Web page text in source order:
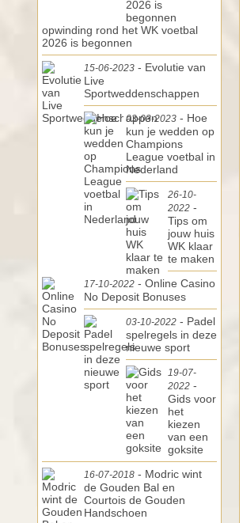
opwinding rond het WK voetbal
2026 is begonnen
15-06-2023 - Evolutie van
Live
Sportweddenschappen
03-03-2023 - Hoe
kun je wedden op
Champions
League voetbal in
Nederland
26-10-
2022 -
Tips om
jouw huis
WK klaar
te maken
17-10-2022 - Online Casino
No Deposit Bonuses
03-10-2022 - Padel
spelregels in deze
nieuwe sport
19-07-
2022 -
Gids voor
het
kiezen
van een
goksite
16-07-2018 - Modric wint
de Gouden Bal en
Courtois de Gouden
Handschoen